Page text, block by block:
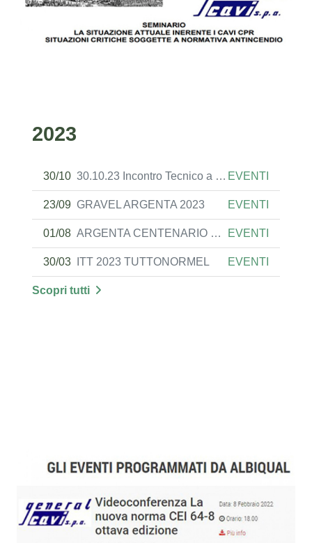
2023
30/10 30.10.23 Incontro Tecnico a FERRARA EVENTI
23/09 GRAVEL ARGENTA 2023 EVENTI
01/08 ARGENTA CENTENARIO DON MINZONI EVENTI
30/03 ITT 2023 TUTTONORMEL EVENTI
Scopri tutti